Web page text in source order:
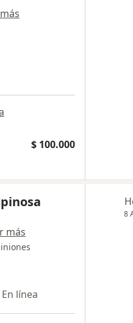
$ 100.000
más
En línea
8